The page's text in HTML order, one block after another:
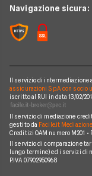
News
Chi siamo
Perché scegliere
Mappa del sito
Piattaforme Pay TV
Navigazione sicura:
Il servizio di intermediazione
assicurazioni S.p.A. con socio
iscritto al RUI in data 13/02/
Il servizio di mediazione
gestito da Facile.it
Creditizi OAM numero M201 •
Il servizio di comparazione
lungo termine) ed i servizi di
P.IVA 07902950968